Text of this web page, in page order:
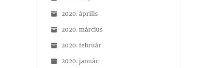
2020. április
2020. március
2020. február
2020. január